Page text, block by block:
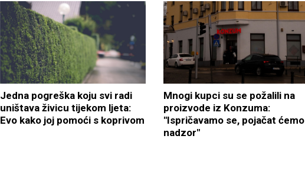
Jedna pogreška koju svi radi
uništava živicu tijekom ljeta:
Evo kako joj pomoći s koprivom
Mnogi kupci su se požalili na
proizvode iz Konzuma:
"Ispričavamo se, pojačat ćemo
nadzor"